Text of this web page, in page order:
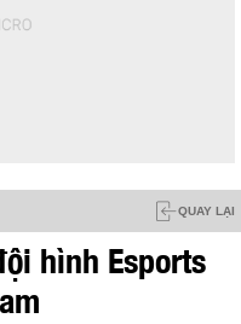
QUAY LẠI
hình Esports